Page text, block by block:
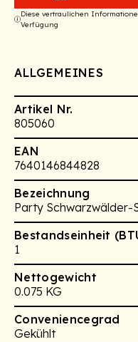
Diese vertraulichen
Verfügung
ALLGEMEINES
Artikel Nr.
805060
EAN
7640146844828
Bezeichnung
Party Schwarzwälder-
Bestandseinheit
1
Nettogewicht
0.075 KG
Conveniencegrad
Gekühlt